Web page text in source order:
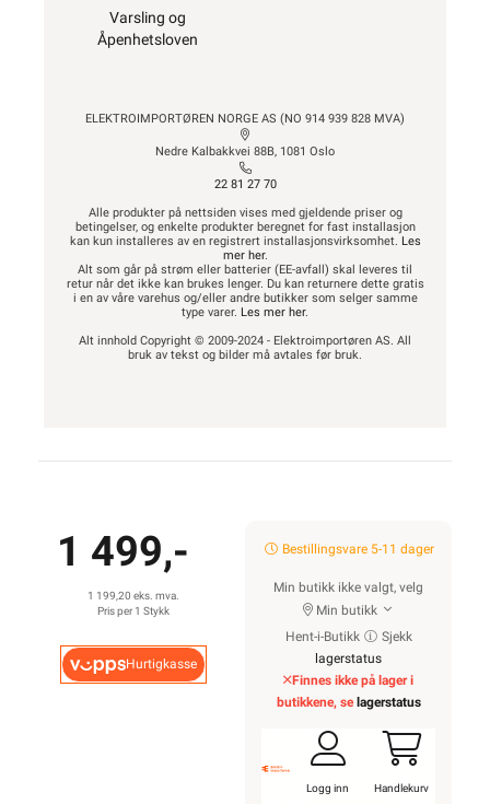
Varsling og
Åpenhetsloven
ELEKTROIMPORTØREN NORGE AS (NO 914 939 828 MVA)
Nedre Kalbakkvei 88B, 1081 Oslo
22 81 27 70
Alle produkter på nettsiden vises med gjeldende priser og
betingelser, og enkelte produkter beregnet for fast installasjon
kan kun installeres av en registrert installasjonsvirksomhet. Les
mer her.
Alt som går på strøm eller batterier (EE-avfall) skal leveres til
retur når det ikke kan brukes lenger. Du kan returnere dette gratis
i en av våre varehus og/eller andre butikker som selger samme
type varer. Les mer her.
Alt innhold Copyright © 2009-2024 - Elektroimportøren AS. All
bruk av tekst og bilder må avtales før bruk.
1 499,-
1 199,20 eks. mva.
Pris per 1 Stykk
Hurtigkasse
Bestillingsvare 5-11 dager
Min butikk ikke valgt, velg
Min butikk
Hent-i-Butikk
Sjekk
lagerstatus
Finnes ikke på lager i
butikkene, se lagerstatus
Logg inn Handlekurv